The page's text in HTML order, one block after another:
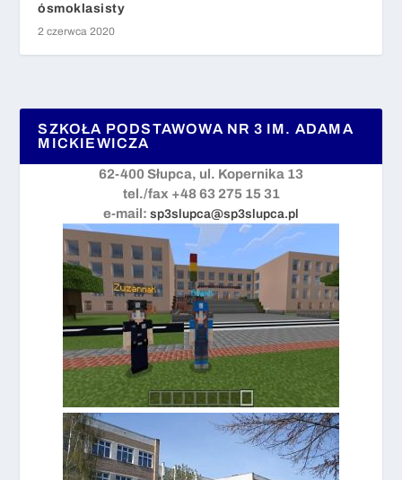
ósmoklasisty
2 czerwca 2020
SZKOŁA PODSTAWOWA NR 3 IM. ADAMA
MICKIEWICZA
62-400 Słupca, ul. Kopernika 13
tel./fax +48 63 275 15 31
e-mail: sp3slupca@sp3slupca.pl